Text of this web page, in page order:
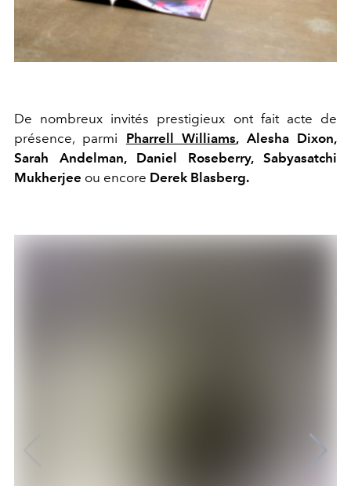
De nombreux invités prestigieux ont fait acte de
présence, parmi Pharrell Williams, Alesha Dixon,
Sarah Andelman, Daniel Roseberry, Sabyasatchi
Mukherjee ou encore Derek Blasberg.